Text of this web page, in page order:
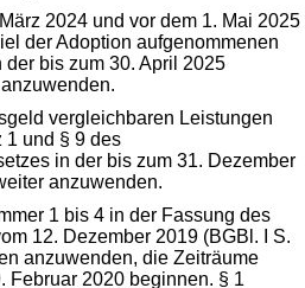
2024 und vor dem 1. Mai 2025
der Adoption aufgenommenen
bis zum 30. April 2025
vergleichbaren Leistungen
1 und § 9 des
in der bis zum 31. Dezember
anzuwenden.
1 bis 4 in der Fassung des
12. Dezember 2019 (BGBl. I S.
anzuwenden, die Zeiträume
Februar 2020 beginnen. § 1